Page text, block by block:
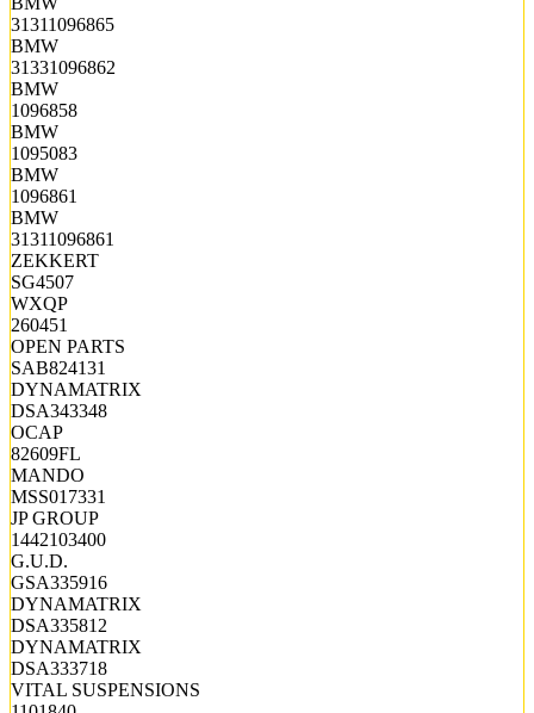
31311096865
BMW
31331096862
BMW
1096858
BMW
1095083
BMW
1096861
BMW
31311096861
ZEKKERT
SG4507
WXQP
260451
OPEN PARTS
SAB824131
DYNAMATRIX
DSA343348
OCAP
82609FL
MANDO
MSS017331
JP GROUP
1442103400
G.U.D.
GSA335916
DYNAMATRIX
DSA335812
DYNAMATRIX
DSA333718
VITAL SUSPENSIONS